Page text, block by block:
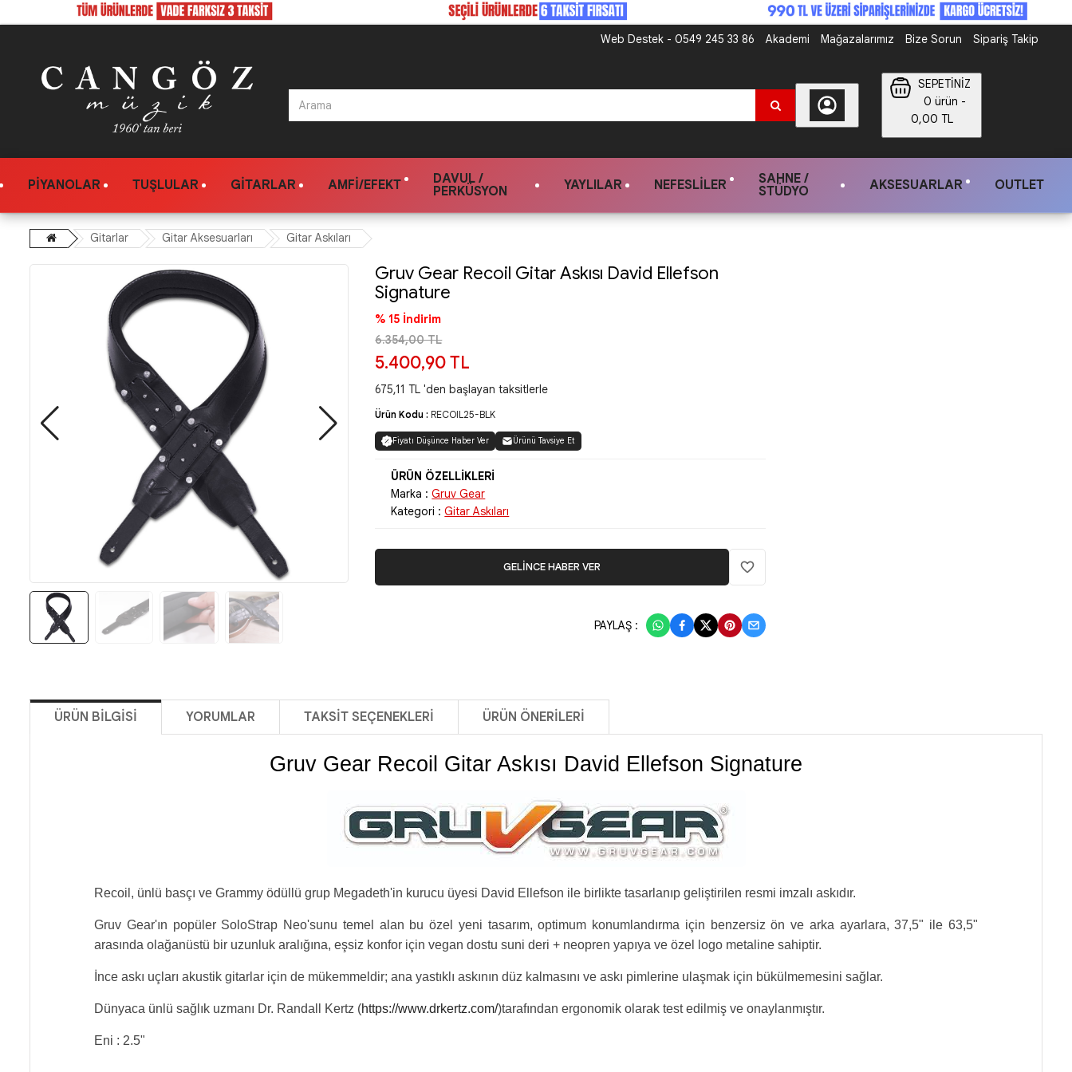
Web Destek - 0549 245 33 86 Akademi Mağazalarımız Bize Sorun Sipariş Takip
SEPETİNİZ
0 ürün -
0,00 TL
PIYANOLAR TUŞLULAR GITARLAR AMFI/EFEKT
DAVUL /
PERKÜSYON
YAYLILAR NEFESLILER
SAHNE /
STÜDYO
AKSESUARLAR OUTLET
Gitarlar Gitar Aksesuarları Gitar Askıları
Gruv Gear Recoil Gitar Askısı David Ellefson
Signature
% 15 İndirim
6.354,00 TL
5.400,90 TL
675,11 TL 'den başlayan taksitlerle
Ürün Kodu : RECOIL25-BLK
Fiyatı Düşünce Haber Ver Ürünü Tavsiye Et
Marka :Gruv Gear
Kategori :Gitar Askıları
GELİNCE HABER VER
PAYLAŞ :
ÜRÜN BILGISI YORUMLAR TAKSIT SEÇENEKLERI ÜRÜN ÖNERILERI
Gruv Gear Recoil Gitar Askısı David Ellefson Signature
Recoil, ünlü basçı ve Grammy ödüllü grup Megadeth'in kurucu üyesi David Ellefson ile birlikte tasarlanıp geliştirilen resmi imzalı askıdır.
Gruv Gear'ın popüler SoloStrap Neo'sunu temel alan bu özel yeni tasarım, optimum konumlandırma için benzersiz ön ve arka ayarlara, 37,5" ile 63,5"
arasında olağanüstü bir uzunluk aralığına, eşsiz konfor için vegan dostu suni deri + neopren yapıya ve özel logo metaline sahiptir.
İnce askı uçları akustik gitarlar için de mükemmeldir; ana yastıklı askının düz kalmasını ve askı pimlerine ulaşmak için bükülmemesini sağlar.
Dünyaca ünlü sağlık uzmanı Dr. Randall Kertz (https://www.drkertz.com/)tarafından ergonomik olarak test edilmiş ve onaylanmıştır.
Eni : 2.5"